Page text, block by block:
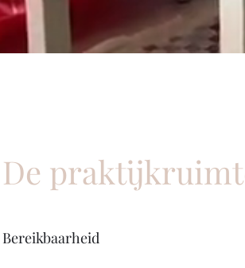
De
Bereikbaarheid